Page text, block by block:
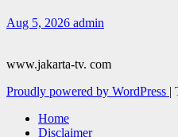
Aug 5, 2026 admin
www.jakarta-tv. com
Proudly powered by WordPress |
Home
Disclaimer